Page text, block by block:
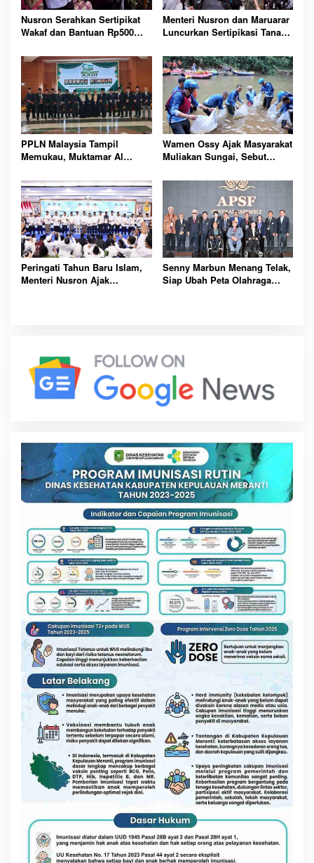
Nusron Serahkan Sertipikat
Wakaf dan Bantuan Rp500
Tamiang Terdampak Bencana
Menteri Nusron dan Maruarar
Luncurkan Sertipikasi Tanah
Berpenghasilan Rendah
Seluruh Indonesia
PPLN Malaysia Tampil
Memukau, Muktamar Al
Internasional dan
Persaudaraan Umat
Wamen Ossy Ajak Masyarakat
Muliakan Sungai, Sebut
Peringati Tahun Baru Islam,
Menteri Nusron Ajak
Senny Marbun Menang Telak,
Siap Ubah Peta Olahraga